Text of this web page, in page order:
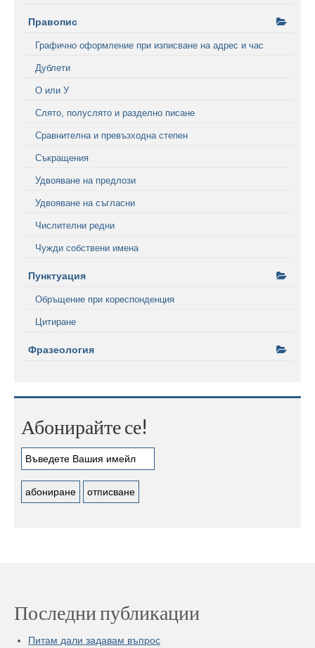
Правопис
Графично оформление при изписване на адрес и час
Дублети
О или У
Слято, полуслято и разделно писане
Сравнителна и превъзходна степен
Съкращения
Удвояване на предлози
Удвояване на съгласни
Числителни редни
Чужди собствени имена
Пунктуация
Обръщение при кореспонденция
Цитиране
Фразеология
Абонирайте се!
Последни публикации
Питам дали задавам въпрос